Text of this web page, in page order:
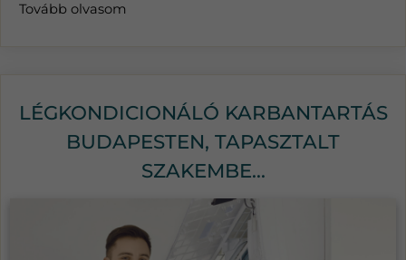
Tovább olvasom
LÉGKONDICIONÁLÓ KARBANTARTÁS
BUDAPESTEN, TAPASZTALT
SZAKEMBE...